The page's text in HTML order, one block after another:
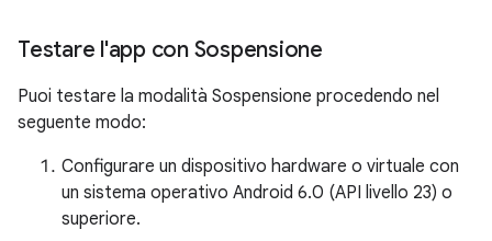
Testare l'app con Sospensione
Puoi testare la modalità Sospensione procedendo nel
seguente modo:
Configurare un dispositivo hardware o virtuale con
un sistema operativo Android 6.0 (API livello 23) o
superiore.